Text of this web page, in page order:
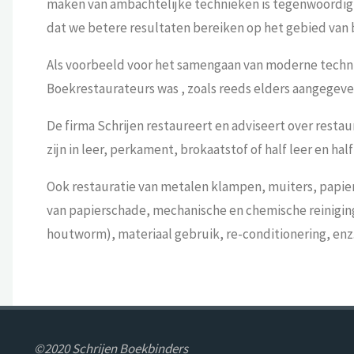
maken van ambachtelijke technieken is
dat we betere resultaten bereiken op het gebied van
Als voorbeeld voor het samengaan van moderne
Boekrestaurateurs was , zoals reeds elders
De firma Schrijen restaureert en adviseert over
zijn in leer, perkament, brokaatstof of half leer en
Ook restauratie van metalen klampen, muiters,
van papierschade, mechanische en chemische
houtworm), materiaal gebruik, re-conditionering,
©2020 Schrijen Boekbinders